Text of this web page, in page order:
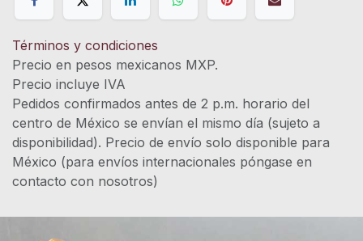
Términos y condiciones
Precio en pesos mexicanos MXP.
Precio incluye IVA
Pedidos confirmados antes de 2 p.m. horario del
centro de México se envían el mismo día (sujeto a
disponibilidad). Precio de envío solo disponible para
México (para envíos internacionales póngase en
contacto con nosotros)